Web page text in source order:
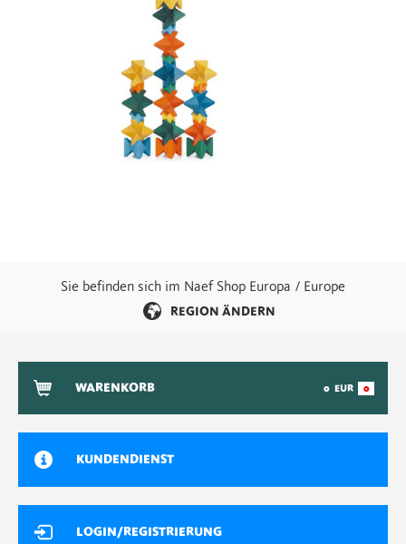
Sie befinden sich im Naef Shop Europa / Europe
REGION ÄNDERN
WARENKORB 0 EUR 0
KUNDENDIENST
LOGIN/REGISTRIERUNG